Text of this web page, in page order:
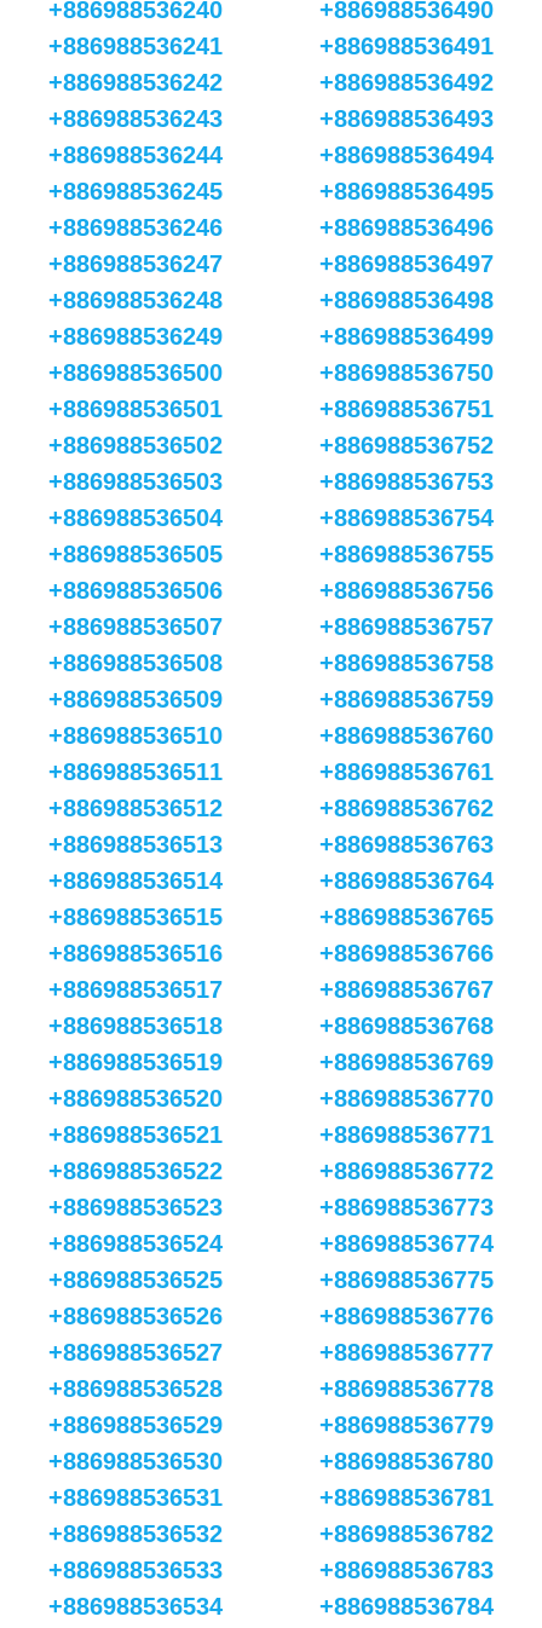
+886988536240
+886988536241
+886988536242
+886988536243
+886988536244
+886988536245
+886988536246
+886988536247
+886988536248
+886988536249
+886988536490
+886988536491
+886988536492
+886988536493
+886988536494
+886988536495
+886988536496
+886988536497
+886988536498
+886988536499
+886988536500
+886988536501
+886988536502
+886988536503
+886988536504
+886988536505
+886988536506
+886988536507
+886988536508
+886988536509
+886988536510
+886988536511
+886988536512
+886988536513
+886988536514
+886988536515
+886988536516
+886988536517
+886988536518
+886988536519
+886988536520
+886988536521
+886988536522
+886988536523
+886988536524
+886988536525
+886988536526
+886988536527
+886988536528
+886988536529
+886988536530
+886988536531
+886988536532
+886988536533
+886988536534
+886988536750
+886988536751
+886988536752
+886988536753
+886988536754
+886988536755
+886988536756
+886988536757
+886988536758
+886988536759
+886988536760
+886988536761
+886988536762
+886988536763
+886988536764
+886988536765
+886988536766
+886988536767
+886988536768
+886988536769
+886988536770
+886988536771
+886988536772
+886988536773
+886988536774
+886988536775
+886988536776
+886988536777
+886988536778
+886988536779
+886988536780
+886988536781
+886988536782
+886988536783
+886988536784